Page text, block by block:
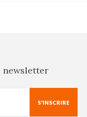
newsletter
S'INSCRIRE